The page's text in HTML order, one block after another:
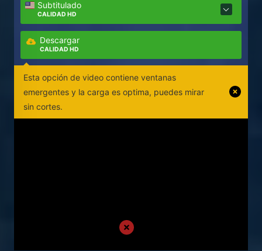
Subtitulado
CALIDAD HD
Descargar
CALIDAD HD
Esta opción de video contiene ventanas
emergentes y la carga es optima, puedes mirar
sin cortes.